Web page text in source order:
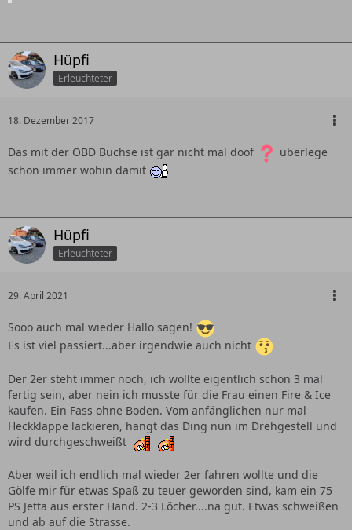
Hüpfi
Erleuchteter
18. Dezember 2017
Das mit der OBD Buchse ist gar nicht mal doof
überlege
schon immer wohin damit
Hüpfi
Erleuchteter
29. April 2021
Sooo auch mal wieder Hallo sagen!
Es ist viel passiert...aber irgendwie auch nicht
Der 2er steht immer noch, ich wollte eigentlich schon 3 mal
fertig sein, aber nein ich musste für die Frau einen Fire & Ice
kaufen. Ein Fass ohne Boden. Vom anfänglichen nur mal
Heckklappe lackieren, hängt das Ding nun im Drehgestell und
wird durchgeschweißt
Aber weil ich endlich mal wieder 2er fahren wollte und die
Gölfe mir für etwas Spaß zu teuer geworden sind, kam ein 75
PS Jetta aus erster Hand. 2-3 Löcher....na gut. Etwas schweißen
und ab auf die Strasse.